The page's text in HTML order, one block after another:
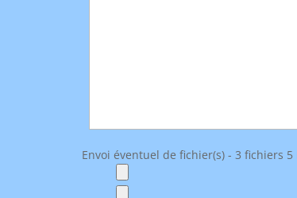
Envoi éventuel de fichier(s) - 3 fichiers 5